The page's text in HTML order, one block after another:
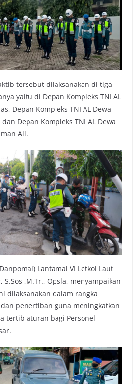
tersebut dilaksanakan di tiga
yaitu di Depan Kompleks TNI AL
Depan Kompleks TNI AL Dewa
Depan Kompleks TNI AL Dewa
Ali.
Lantamal VI Letkol Laut
S.Sos ,M.Tr., Opsla, menyampaikan
dilaksanakan dalam rangka
penertiban guna meningkatkan
tertib aturan bagi Personel